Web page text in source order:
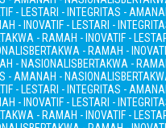
- LESTARI - INTEGRITAS -
- INOVATIF - LESTARI -
- RAMAH - INOVATIF -
BERTAKWA - RAMAH -
- NASIONALISBERTAKWA -
- AMANAH - NASIONALIS
- LESTARI - INTEGRITAS -
- INOVATIF - LESTARI -
- RAMAH - INOVATIF -